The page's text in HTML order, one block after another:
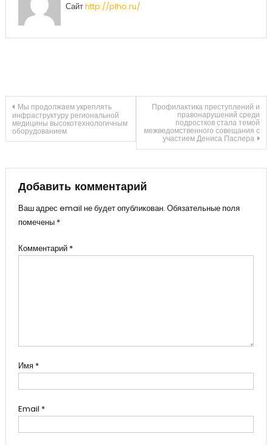
Сайтhttp://plho.ru/
Навигация
по
записям
Мы продолжаем укреплять
инфраструктуру региональной
медицины высокотехнологичным
оборудованием
Профилактика преступлений и
правонарушений среди
подростков стала темой
межведомственного совещания с
участием Дениса Паслера
Добавить комментарий
Ваш адрес email не будет опубликован. Обязательные поля
помечены *
Комментарий *
Имя *
Email *